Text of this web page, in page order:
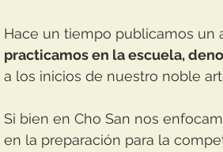
Hace un tiempo publicamos un
practicamos en la escuela,
a los inicios de nuestro noble
Si bien en Cho San nos
en la preparación para la